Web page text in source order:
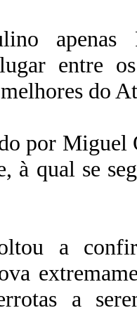
entre
do
por
à qual se
a
a